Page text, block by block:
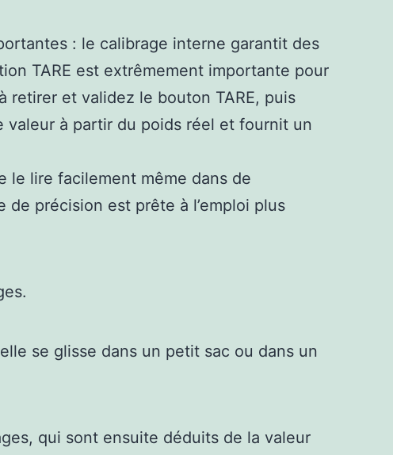
: le calibrage interne garantit des
TARE est extrêmement importante pour
retirer et validez le bouton TARE, puis
valeur à partir du poids réel et fournit un
le lire facilement même dans de
précision est prête à l’emploi plus
se glisse dans un petit sac ou dans un
qui sont ensuite déduits de la valeur